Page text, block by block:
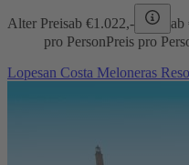
Alter Preisab €1.022,- ab
pro PersonPreis pro
Lopesan Costa Meloneras